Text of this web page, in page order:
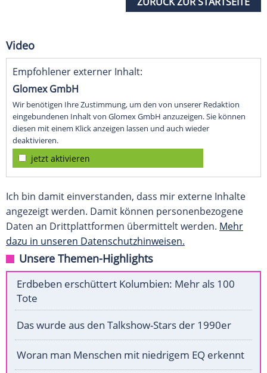
Video
Empfohlener externer Inhalt:
Glomex GmbH
Wir benötigen Ihre Zustimmung, um den von unserer Redaktion
eingebundenen Inhalt von Glomex GmbH anzuzeigen. Sie können
diesen mit einem Klick anzeigen lassen und auch wieder
deaktivieren.
jetzt aktivieren
Ich bin damit einverstanden, dass mir externe Inhalte
angezeigt werden. Damit können personenbezogene
Daten an Drittplattformen übermittelt werden. Mehr
dazu in unseren Datenschutzhinweisen.
Unsere Themen-Highlights
Erdbeben erschüttert Kolumbien: Mehr als 100
Tote
Das wurde aus den Talkshow-Stars der 1990er
Woran man Menschen mit niedrigem EQ erkennt